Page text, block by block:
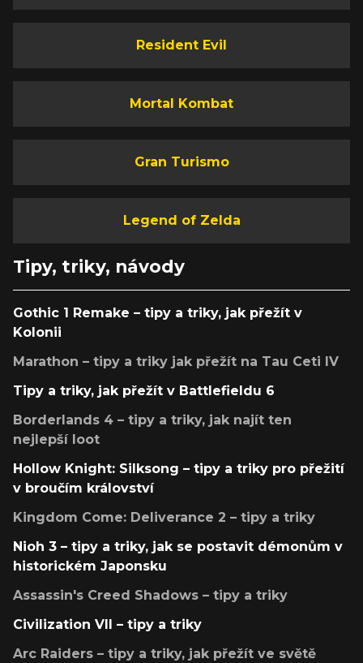
Resident Evil
Mortal Kombat
Gran Turismo
Legend of Zelda
Tipy, triky, návody
Gothic 1 Remake – tipy a triky, jak přežít v
Kolonii
Marathon – tipy a triky jak přežít na Tau Ceti IV
Tipy a triky, jak přežít v Battlefieldu 6
Borderlands 4 – tipy a triky, jak najít ten
nejlepší loot
Hollow Knight: Silksong – tipy a triky pro přežití
v broučím království
Kingdom Come: Deliverance 2 – tipy a triky
Nioh 3 – tipy a triky, jak se postavit démonům v
historickém Japonsku
Assassin's Creed Shadows – tipy a triky
Civilization VII – tipy a triky
Arc Raiders – tipy a triky, jak přežít ve světě